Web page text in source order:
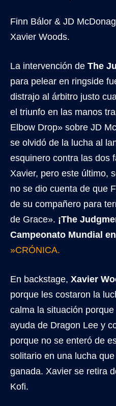
Finn Bálor & JD
Xavier Woods.
La intervención de The
para pelear en ringside
distrajo al árbitro justo
el triunfo en las manos
Elbow Drop» sobre JD
se olvidó de la lucha al
esquinero contra las dos
Xavier, pero este último,
no se dio cuenta de que
de su compañero para
de Grace». ¡The
Campeonato Mundial
»CRÓNICA.
En backstage, Xavier
porque les costaron la
calma la situación
ayuda de Dragon Lee y
porque no se enteró de
solitario en una lucha
ganada. Xavier se retira
Kofi.